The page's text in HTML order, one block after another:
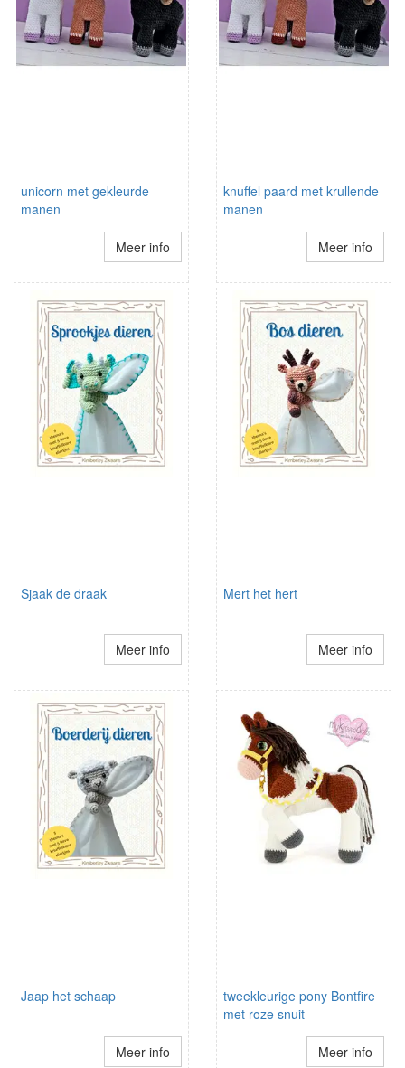
unicorn met gekleurde
manen
Meer info
knuffel paard met krullende
manen
Meer info
Sjaak de draak
Meer info
Mert het hert
Meer info
Jaap het schaap
Meer info
tweekleurige pony Bontfire
met roze snuit
Meer info